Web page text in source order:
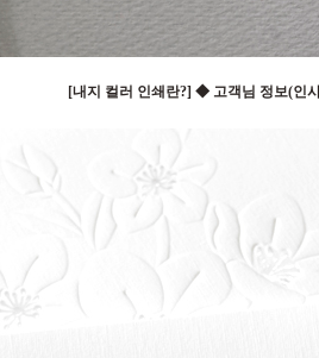
[내지 컬러 인쇄란?] ◆ 고객님 정보(인